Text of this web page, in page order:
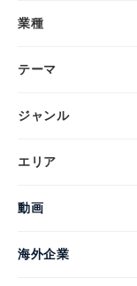
業種
テーマ
ジャンル
エリア
動画
海外企業